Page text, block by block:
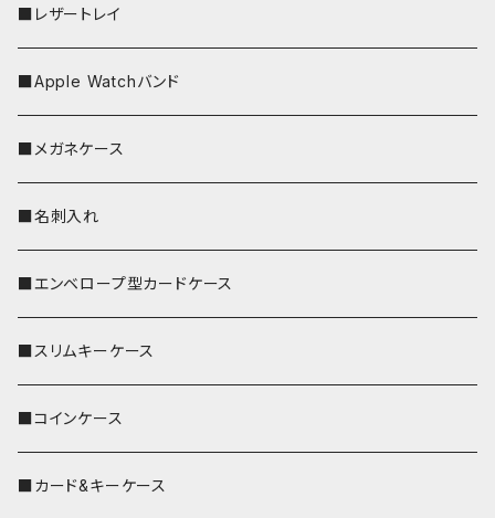
■レザートレイ
■Apple Watchバンド
■メガネケース
■名刺入れ
■エンベロープ型カードケース
■スリムキーケース
■コインケース
■カード&キーケース